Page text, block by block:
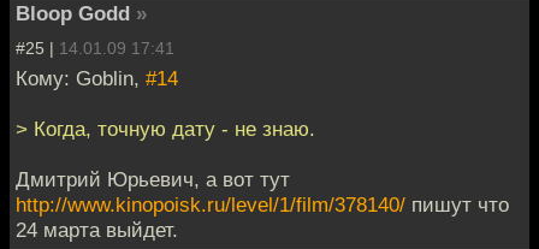
Bloop Godd »
#25 | 14.01.09 17:41
Кому: Goblin, #14
> Когда, точную дату - не знаю.
Дмитрий Юрьевич, а вот тут
http://www.kinopoisk.ru/level/1/film/378140/ пишут что
24 марта выйдет.